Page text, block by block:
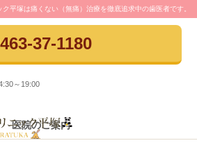
平塚は痛くない（無痛）治療を徹底追求中の歯医者です。
37-1180
～19:00
医院のご案内